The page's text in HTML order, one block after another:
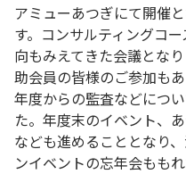
アミューあつぎにて開催
す。コンサルティングコ
向もみえてきた会議とな
助会員の皆様のご参加も
年度からの監査などにつ
た。年度末のイベント、
なども進めることとなり
ンイベントの忘年会もも